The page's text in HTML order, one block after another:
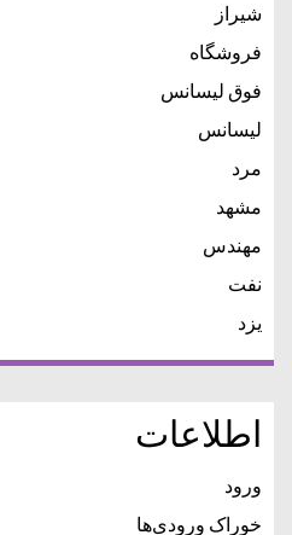
شیراز
فروشگاه
فوق لیسانس
لیسانس
مرد
مشهد
مهندس
نفت
یزد
اطلاعات
ورود
خوراک ورودی‌ها